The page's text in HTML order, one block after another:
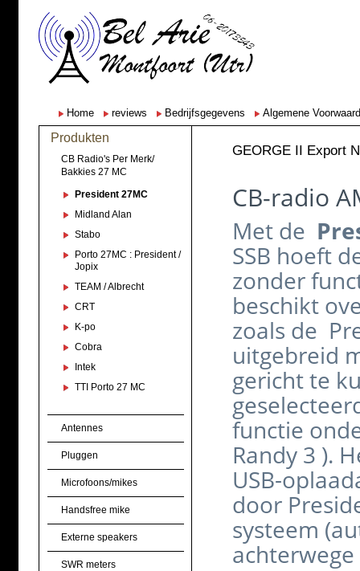
Home reviews Bedrijfsgegevens Algemene
Produkten
CB Radio's Per Merk/
Bakkies 27 MC
President 27MC
Midland Alan
Stabo
Porto 27MC : President /
Jopix
TEAM / Albrecht
CRT
K-po
Cobra
Intek
TTI Porto 27 MC
Antennes
Pluggen
Microfoons/mikes
Handsfree mike
Externe speakers
SWR meters
GEORGE II Export
CB-radio
Met de
SSB hoeft
zonder
beschikt
zoals de
uitgebreid
gericht te
functie
Randy 3 ).
USB-
door
systeem